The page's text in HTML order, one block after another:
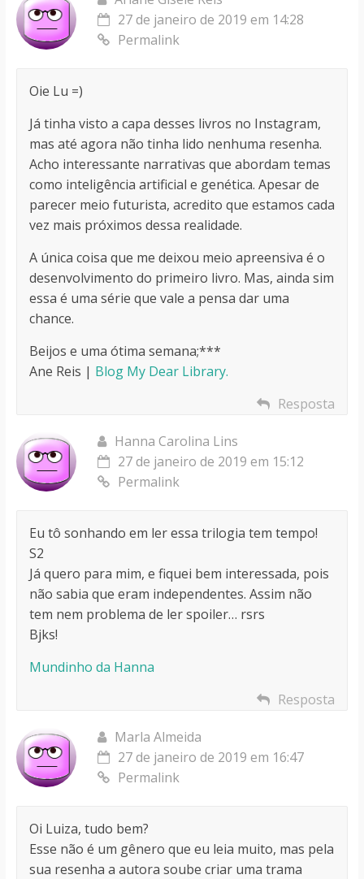
27 de janeiro de 2019 em 14:28
Permalink
Oie Lu =)
Já tinha visto a capa desses livros no Instagram,
mas até agora não tinha lido nenhuma resenha.
Acho interessante narrativas que abordam temas
como inteligência artificial e genética. Apesar de
parecer meio futurista, acredito que estamos cada
vez mais próximos dessa realidade.
A única coisa que me deixou meio apreensiva é o
desenvolvimento do primeiro livro. Mas, ainda sim
essa é uma série que vale a pensa dar uma
chance.
Beijos e uma ótima semana;***
Ane Reis | Blog My Dear Library.
Resposta
Hanna Carolina Lins
27 de janeiro de 2019 em 15:12
Permalink
Eu tô sonhando em ler essa trilogia tem tempo!
S2
Já quero para mim, e fiquei bem interessada, pois
não sabia que eram independentes. Assim não
tem nem problema de ler spoiler… rsrs
Bjks!
Mundinho da Hanna
Resposta
Marla Almeida
27 de janeiro de 2019 em 16:47
Permalink
Oi Luiza, tudo bem?
Esse não é um gênero que eu leia muito, mas pela
sua resenha a autora soube criar uma trama